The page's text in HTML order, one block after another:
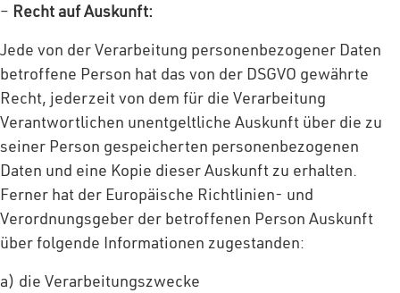
– Recht auf Auskunft:
Jede von der Verarbeitung personenbezogener Daten
betroffene Person hat das von der DSGVO gewährte
Recht, jederzeit von dem für die Verarbeitung
Verantwortlichen unentgeltliche Auskunft über die zu
seiner Person gespeicherten personenbezogenen
Daten und eine Kopie dieser Auskunft zu erhalten.
Ferner hat der Europäische Richtlinien- und
Verordnungsgeber der betroffenen Person Auskunft
über folgende Informationen zugestanden:
a) die Verarbeitungszwecke